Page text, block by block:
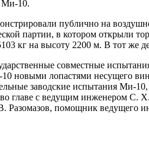
Ми-10.
публично на
партии, в котором открыли
кг на высоту 2200 м. В тот же
совместные
10 новыми лопастями несущего
заводские испытания Ми-
во главе с ведущим инженером
Разомазов, помощник ведущего